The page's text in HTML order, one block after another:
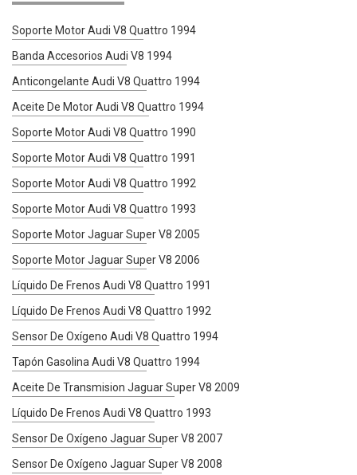
Soporte Motor Audi V8 Quattro 1994
Banda Accesorios Audi V8 1994
Anticongelante Audi V8 Quattro 1994
Aceite De Motor Audi V8 Quattro 1994
Soporte Motor Audi V8 Quattro 1990
Soporte Motor Audi V8 Quattro 1991
Soporte Motor Audi V8 Quattro 1992
Soporte Motor Audi V8 Quattro 1993
Soporte Motor Jaguar Super V8 2005
Soporte Motor Jaguar Super V8 2006
Líquido De Frenos Audi V8 Quattro 1991
Líquido De Frenos Audi V8 Quattro 1992
Sensor De Oxígeno Audi V8 Quattro 1994
Tapón Gasolina Audi V8 Quattro 1994
Aceite De Transmision Jaguar Super V8 2009
Líquido De Frenos Audi V8 Quattro 1993
Sensor De Oxígeno Jaguar Super V8 2007
Sensor De Oxígeno Jaguar Super V8 2008